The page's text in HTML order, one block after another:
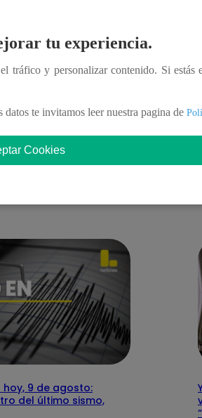
golpea
hoy, 9 de agosto:
del último sismo,
tu experiencia.
tráfico y personalizar contenido. Si estás
te invitamos leer nuestra pagina de
Cookies